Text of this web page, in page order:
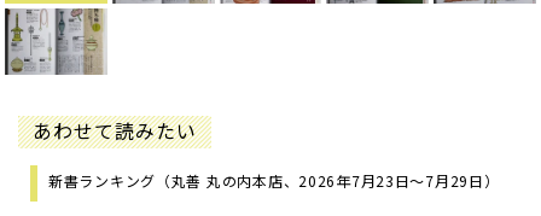
あわせて読みたい
新書ランキング（丸善 丸の内本店、2026年7月23日～7月29日）